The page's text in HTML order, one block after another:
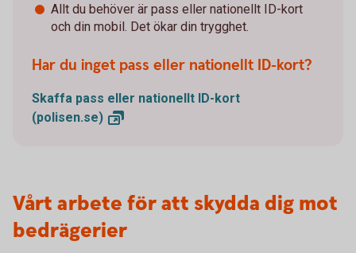
Allt du behöver är pass eller nationellt ID-kort
och din mobil. Det ökar din trygghet.
Har du inget pass eller nationellt ID-kort?
Skaffa pass eller nationellt ID-kort
(polisen.se)
Vårt arbete för att skydda dig mot
bedrägerier